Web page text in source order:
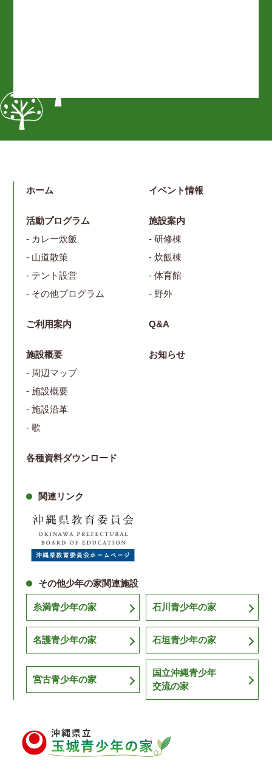
ホーム イベント情報
活動プログラム
- カレー炊飯
- 山道散策
- テント設営
- その他プログラム
施設案内
- 研修棟
- 炊飯棟
- 体育館
- 野外
ご利用案内 Q&A
施設概要
- 周辺マップ
- 施設概要
- 施設沿革
- 歌
お知らせ
各種資料ダウンロード
関連リンク
その他少年の家関連施設
糸満青少年の家 石川青少年の家
名護青少年の家 石垣青少年の家
宮古青少年の家
国立沖縄青少年
交流の家